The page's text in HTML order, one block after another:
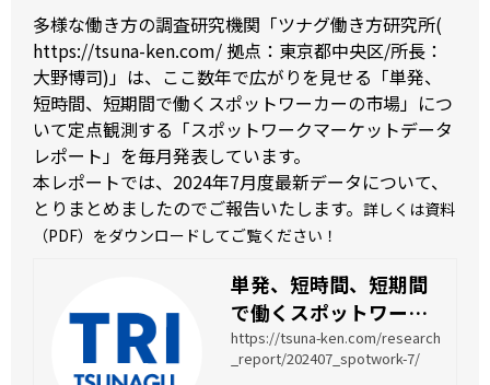
多様な働き方の調査研究機関「ツナグ働き方研究所(
https://tsuna-ken.com/ 拠点：東京都中央区/所長：
大野博司)」は、ここ数年で広がりを見せる「単発、
短時間、短期間で働くスポットワーカーの市場」につ
いて定点観測する「スポットワークマーケットデータ
レポート」を毎月発表しています。
本レポートでは、2024年7月度最新データについて、
とりまとめましたのでご報告いたします。 詳しくは資料
（PDF）をダウンロードしてご覧ください！
単発、短時間、短期間
で働くスポットワーク
の求人倍率は2.88倍 求
人数が前年比+49.9%と
https://tsuna-ken.com/research
_report/202407_spotwork-7/